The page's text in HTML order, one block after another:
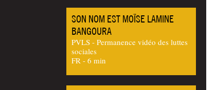
SON NOM EST MOÏSE LAMINE
BANGOURA
PVLS - Permanence vidéo des luttes
sociales
FR - 6 min